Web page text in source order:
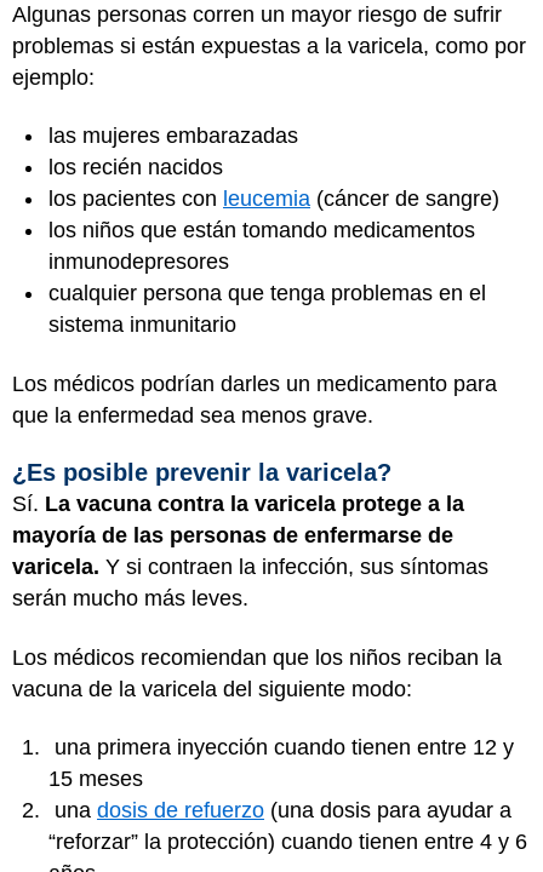
Algunas personas corren un mayor riesgo de sufrir
problemas si están expuestas a la varicela, como por
ejemplo:
las mujeres embarazadas
los recién nacidos
los pacientes con leucemia (cáncer de sangre)
los niños que están tomando medicamentos
inmunodepresores
cualquier persona que tenga problemas en el
sistema inmunitario
Los médicos podrían darles un medicamento para
que la enfermedad sea menos grave.
¿Es posible prevenir la varicela?
Sí. La vacuna contra la varicela protege a la
mayoría de las personas de enfermarse de
varicela. Y si contraen la infección, sus síntomas
serán mucho más leves.
Los médicos recomiendan que los niños reciban la
vacuna de la varicela del siguiente modo:
una primera inyección cuando tienen entre 12 y
15 meses
una dosis de refuerzo (una dosis para ayudar a
“reforzar” la protección) cuando tienen entre 4 y 6